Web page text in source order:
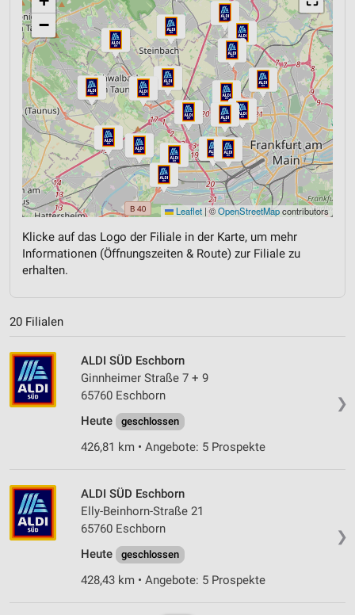
−
Leaflet |©OpenStreetMapcontributors
Klicke auf das Logo der Filiale in der Karte, um mehr
Informationen (Öffnungszeiten & Route) zur Filiale zu
erhalten.
20 Filialen
❯
ALDI SÜD Eschborn
Ginnheimer Straße 7 + 9
65760 Eschborn
Heute
geschlossen
426,81 km • Angebote: 5 Prospekte
❯
ALDI SÜD Eschborn
Elly-Beinhorn-Straße 21
65760 Eschborn
Heute
geschlossen
428,43 km • Angebote: 5 Prospekte